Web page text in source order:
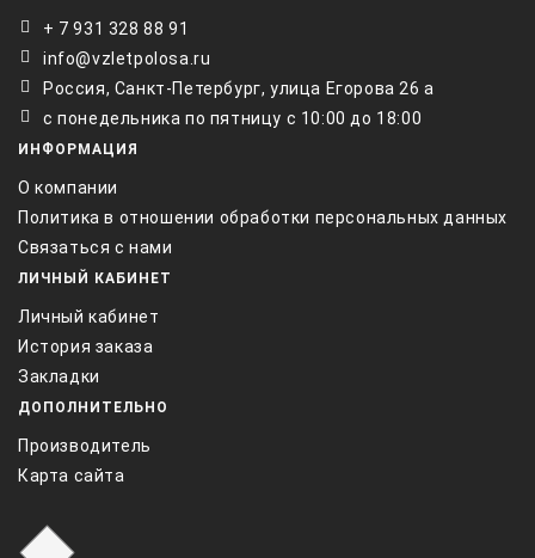
+ 7 931 328 88 91
info@vzletpolosa.ru
Россия, Санкт-Петербург, улица Егорова 26 а
с понедельника по пятницу с 10:00 до 18:00
ИНФОРМАЦИЯ
О компании
Политика в отношении обработки персональных данных
Связаться с нами
ЛИЧНЫЙ КАБИНЕТ
Личный кабинет
История заказа
Закладки
ДОПОЛНИТЕЛЬНО
Производитель
Карта сайта